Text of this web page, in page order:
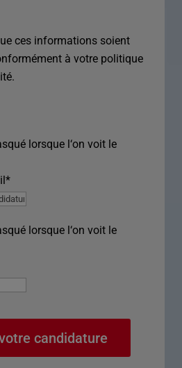
ces informations soient
à votre politique
lorsque l‘on voit le
*
lorsque l‘on voit le